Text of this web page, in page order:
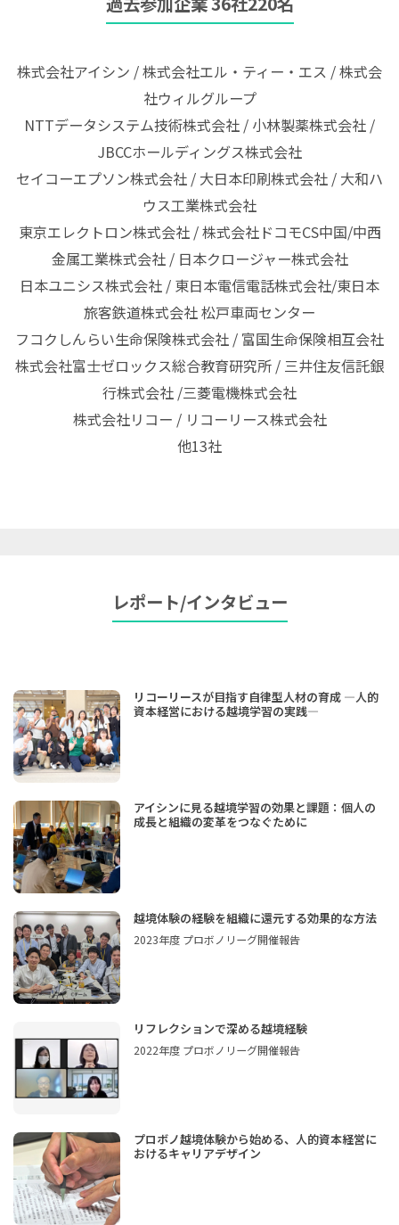
株式会社アイシン / 株式会社エル・ティー・エス / 株式会
社ウィルグループ
NTTデータシステム技術株式会社 / 小林製薬株式会社 /
JBCCホールディングス株式会社
セイコーエプソン株式会社 / 大日本印刷株式会社 / 大和ハ
ウス工業株式会社
東京エレクトロン株式会社 / 株式会社ドコモCS中国/中西
金属工業株式会社 / 日本クロージャー株式会社
日本ユニシス株式会社 / 東日本電信電話株式会社/東日本
旅客鉄道株式会社 松戸車両センター
フコクしんらい生命保険株式会社 / 富国生命保険相互会社
株式会社富士ゼロックス総合教育研究所 / 三井住友信託銀
行株式会社 /三菱電機株式会社
株式会社リコー / リコーリース株式会社
他13社
レポート/インタビュー
リコーリースが目指す自律型人材の育成 ―人的
資本経営における越境学習の実践―
アイシンに見る越境学習の効果と課題：個人の
成長と組織の変革をつなぐために
越境体験の経験を組織に還元する効果的な方法
2023年度 プロボノリーグ開催報告
リフレクションで深める越境経験
2022年度 プロボノリーグ開催報告
プロボノ越境体験から始める、人的資本経営に
おけるキャリアデザイン